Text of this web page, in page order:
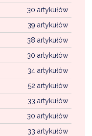
30 artykułów
39 artykułów
38 artykułów
30 artykułów
34 artykułów
52 artykułów
33 artykułów
30 artykułów
33 artykułów